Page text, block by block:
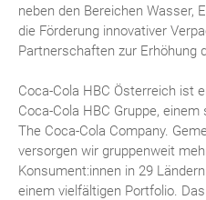
neben den Bereichen Wasser,
die Förderung innovativer
Partnerschaften zur Erhöhung
Coca-Cola HBC Österreich ist
Coca-Cola HBC Gruppe,
The Coca-Cola Company.
versorgen wir gruppenweit
Konsument:innen in 29
einem vielfältigen Portfolio.